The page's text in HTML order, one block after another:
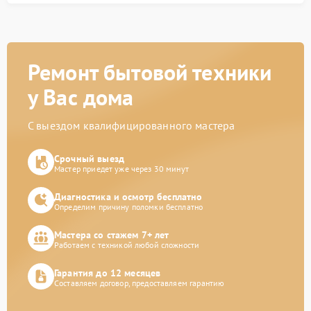
Ремонт бытовой техники
у Вас дома
С выездом квалифицированного мастера
Срочный выезд
Мастер приедет уже через 30 минут
Диагностика и осмотр бесплатно
Определим причину поломки бесплатно
Мастера со стажем 7+ лет
Работаем с техникой любой сложности
Гарантия до 12 месяцев
Составляем договор, предоставляем гарантию